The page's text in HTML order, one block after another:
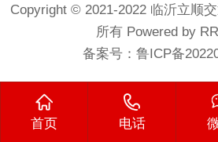
Copyright © 2021-2022 临沂立顺
所有 Powered by
备案号：鲁ICP备
首页 电话